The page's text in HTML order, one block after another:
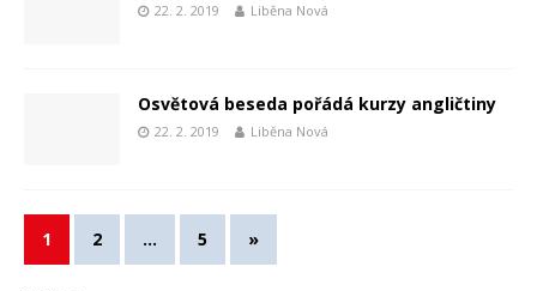
22. 2. 2019 Liběna Nová
Osvětová beseda pořádá kurzy angličtiny
22. 2. 2019 Liběna Nová
1 2 … 5 »